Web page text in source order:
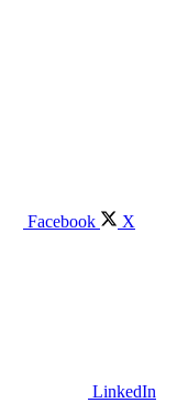
Facebook X
LinkedIn